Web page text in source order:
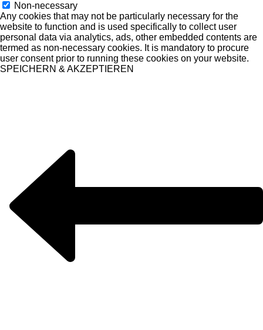
Non-necessary
Any cookies that may not be particularly necessary for the
website to function and is used specifically to collect user
personal data via analytics, ads, other embedded contents are
termed as non-necessary cookies. It is mandatory to procure
user consent prior to running these cookies on your website.
SPEICHERN & AKZEPTIEREN